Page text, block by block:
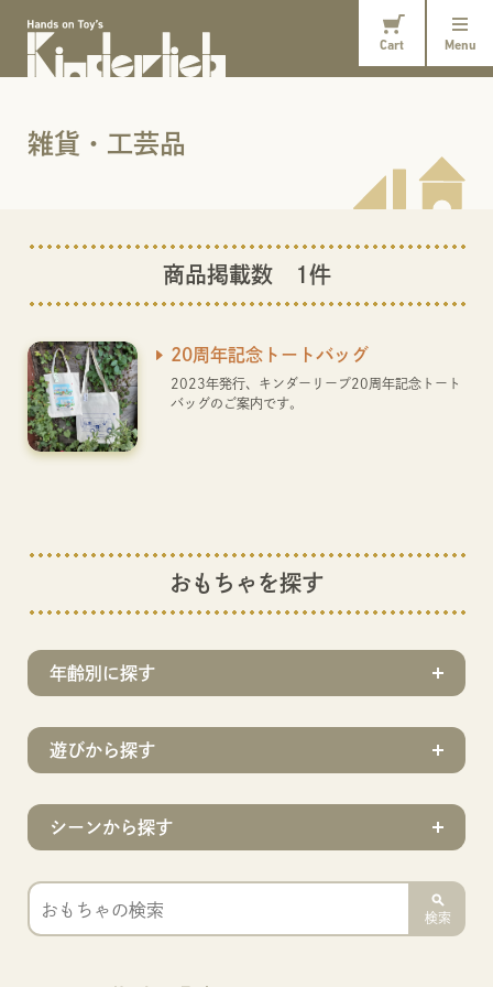
Cart Menu
雑貨・工芸品
商品掲載数 1件
20周年記念トートバッグ
2023年発行、キンダーリープ20周年記念トート
バッグのご案内です。
おもちゃを探す
年齢別に探す
遊びから探す
シーンから探す
検索